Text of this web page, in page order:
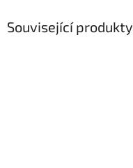
Související produkty